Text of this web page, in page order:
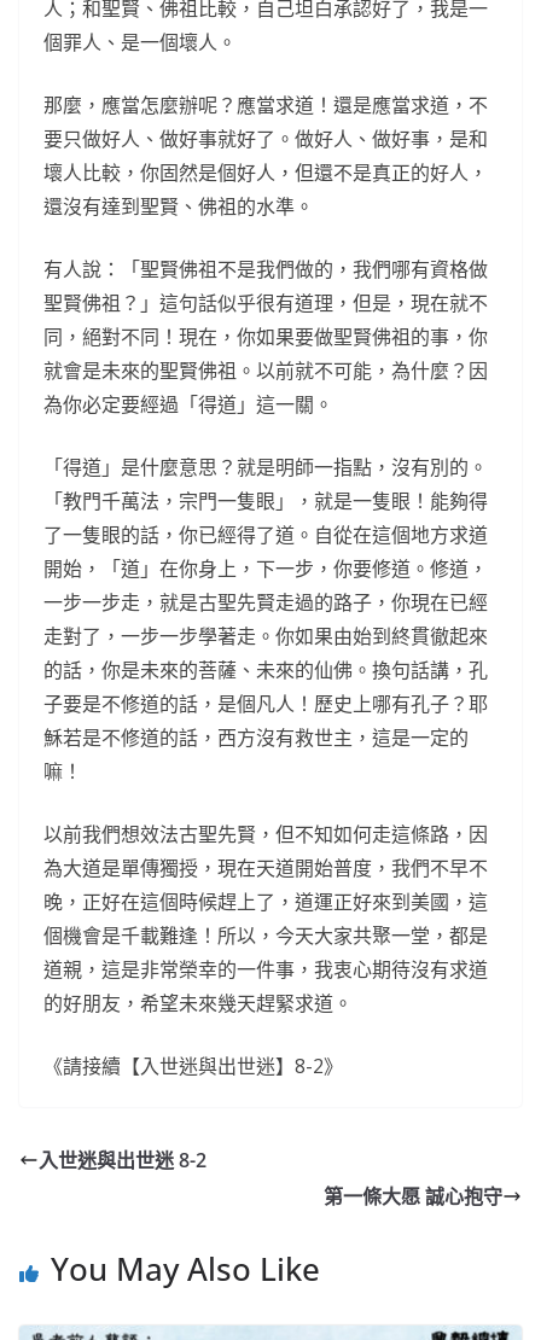
人；和聖賢、佛祖比較，自己坦白承認好了，我是一
個罪人、是一個壞人。
那麼，應當怎麼辦呢？應當求道！還是應當求道，不
要只做好人、做好事就好了。做好人、做好事，是和
壞人比較，你固然是個好人，但還不是真正的好人，
還沒有達到聖賢、佛祖的水準。
有人說：「聖賢佛祖不是我們做的，我們哪有資格做
聖賢佛祖？」這句話似乎很有道理，但是，現在就不
同，絕對不同！現在，你如果要做聖賢佛祖的事，你
就會是未來的聖賢佛祖。以前就不可能，為什麼？因
為你必定要經過「得道」這一關。
「得道」是什麼意思？就是明師一指點，沒有別的。
「教門千萬法，宗門一隻眼」，就是一隻眼！能夠得
了一隻眼的話，你已經得了道。自從在這個地方求道
開始，「道」在你身上，下一步，你要修道。修道，
一步一步走，就是古聖先賢走過的路子，你現在已經
走對了，一步一步學著走。你如果由始到終貫徹起來
的話，你是未來的菩薩、未來的仙佛。換句話講，孔
子要是不修道的話，是個凡人！歷史上哪有孔子？耶
穌若是不修道的話，西方沒有救世主，這是一定的
嘛！
以前我們想效法古聖先賢，但不知如何走這條路，因
為大道是單傳獨授，現在天道開始普度，我們不早不
晚，正好在這個時候趕上了，道運正好來到美國，這
個機會是千載難逢！所以，今天大家共聚一堂，都是
道親，這是非常榮幸的一件事，我衷心期待沒有求道
的好朋友，希望未來幾天趕緊求道。
《請接續【入世迷與出世迷】8-2》
入世迷與出世迷 8-2
第一條大愿 誠心抱守
You May Also Like